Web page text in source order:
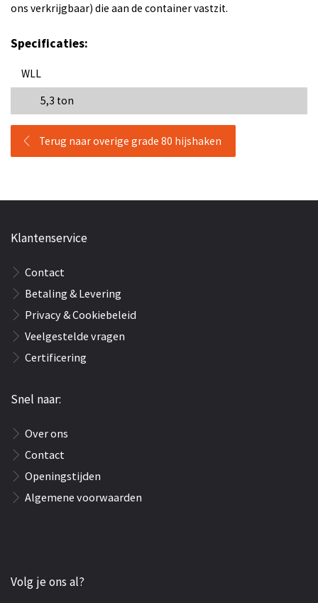
ons verkrijgbaar) die aan de container vastzit.
Specificaties:
WLL
5,3 ton
Terug naar overige grade 80 hijshaken
Klantenservice
Contact
Betaling & Levering
Privacy & Cookiebeleid
Veelgestelde vragen
Certificering
Snel naar:
Over ons
Contact
Openingstijden
Algemene voorwaarden
Volg je ons al?